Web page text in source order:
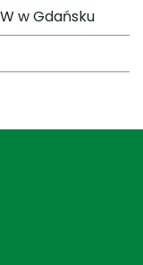
w Gdańsku